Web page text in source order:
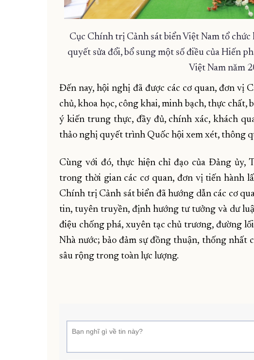
Cục Chính trị Cảnh sát biển Việt Nam tổ
quyết sửa đổi, bổ sung một số điều của Hiến
Việt Nam năm
Đến nay, hội nghị đã được các cơ quan, đơn vị
chủ, khoa học, công khai, minh bạch, thực chất,
ý kiến trung thực, đầy đủ, chính xác, khách
thảo nghị quyết trình Quốc hội xem xét, thông
Cùng với đó, thực hiện chỉ đạo của Đảng ủy,
trong thời gian các cơ quan, đơn vị tiến hành
Chính trị Cảnh sát biển đã hướng dẫn các cơ
tin, tuyên truyền, định hướng tư tưởng và dư
điệu chống phá, xuyên tạc chủ trương, đường
Nhà nước; bảo đảm sự đồng thuận, thống
sâu rộng trong toàn lực lượng.